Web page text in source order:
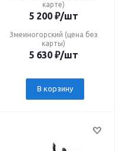
карте)
5 200₽/шт
Змеиногорский (цена без
карты)
5 630₽/шт
В корзину